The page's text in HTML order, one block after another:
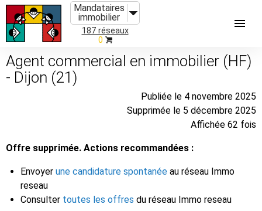
Mandataires
immobilier
187 réseaux
0
Agent commercial en immobilier (HF)
- Dijon (21)
Publiée le 4 novembre 2025
Supprimée le 5 décembre 2025
Affichée 62 fois
Offre supprimée. Actions recommandées :
Envoyer une candidature spontanée au réseau Immo
reseau
Consulter toutes les offres du réseau Immo reseau